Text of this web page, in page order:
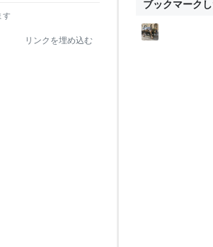
す
リンクを埋め込む
w
w
ブックマーク